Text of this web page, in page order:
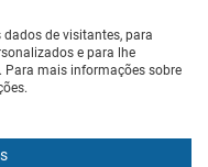
de visitantes, para
e para lhe
mais informações sobre